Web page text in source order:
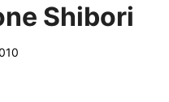
Shibori